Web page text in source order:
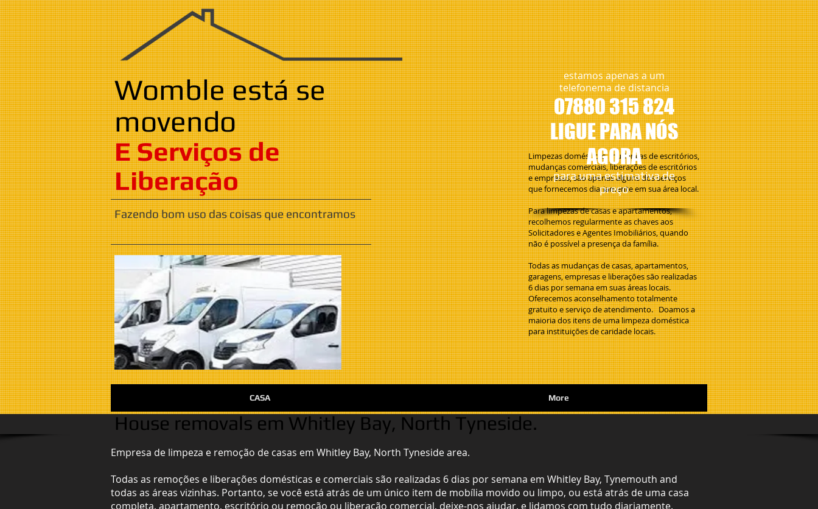
Womble está se
movendo
​​​E Serviços de
Liberação
Fazendo bom uso das coisas que encontramos
Limpezas domésticas, mudanças de escritórios,
mudanças comerciais, liberações de escritórios
e empresas, são apenas alguns dos serviços
que fornecemos diariamente em sua área local.
Para limpezas de casas e apartamentos,
recolhemos regularmente as chaves aos
Solicitadores e Agentes Imobiliários, quando
não é possível a presença da família.
Todas as mudanças de casas, apartamentos,
garagens, empresas e liberações são realizadas
6 dias por semana em suas áreas locais.
Oferecemos aconselhamento totalmente
gratuito e serviço de atendimento. Doamos a
maioria dos itens de uma limpeza doméstica
para instituições de caridade locais.
CASA More
House removals em Whitley Bay, North Tyneside.
Empresa de limpeza e remoção de casas em Whitley Bay, North Tyneside area.
Todas as remoções e liberações domésticas e comerciais são realizadas 6 dias por semana em Whitley Bay, Tynemouth and
todas as áreas vizinhas. Portanto, se você está atrás de um único item de mobília movido ou limpo, ou está atrás de uma casa
completa, apartamento, escritório ou remoção ou liberação comercial, deixe-nos ajudar. e lidamos com tudo diariamente.
estamos apenas a um
telefonema de distancia
07880 315 824
LIGUE PARA NÓS
AGORA
​para uma estimativa de
preço